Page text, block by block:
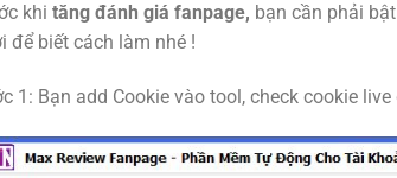
khi tăng đánh giá fanpage, bạn cần phải
để biết cách làm nhé !
1: Bạn add Cookie vào tool, check cookie